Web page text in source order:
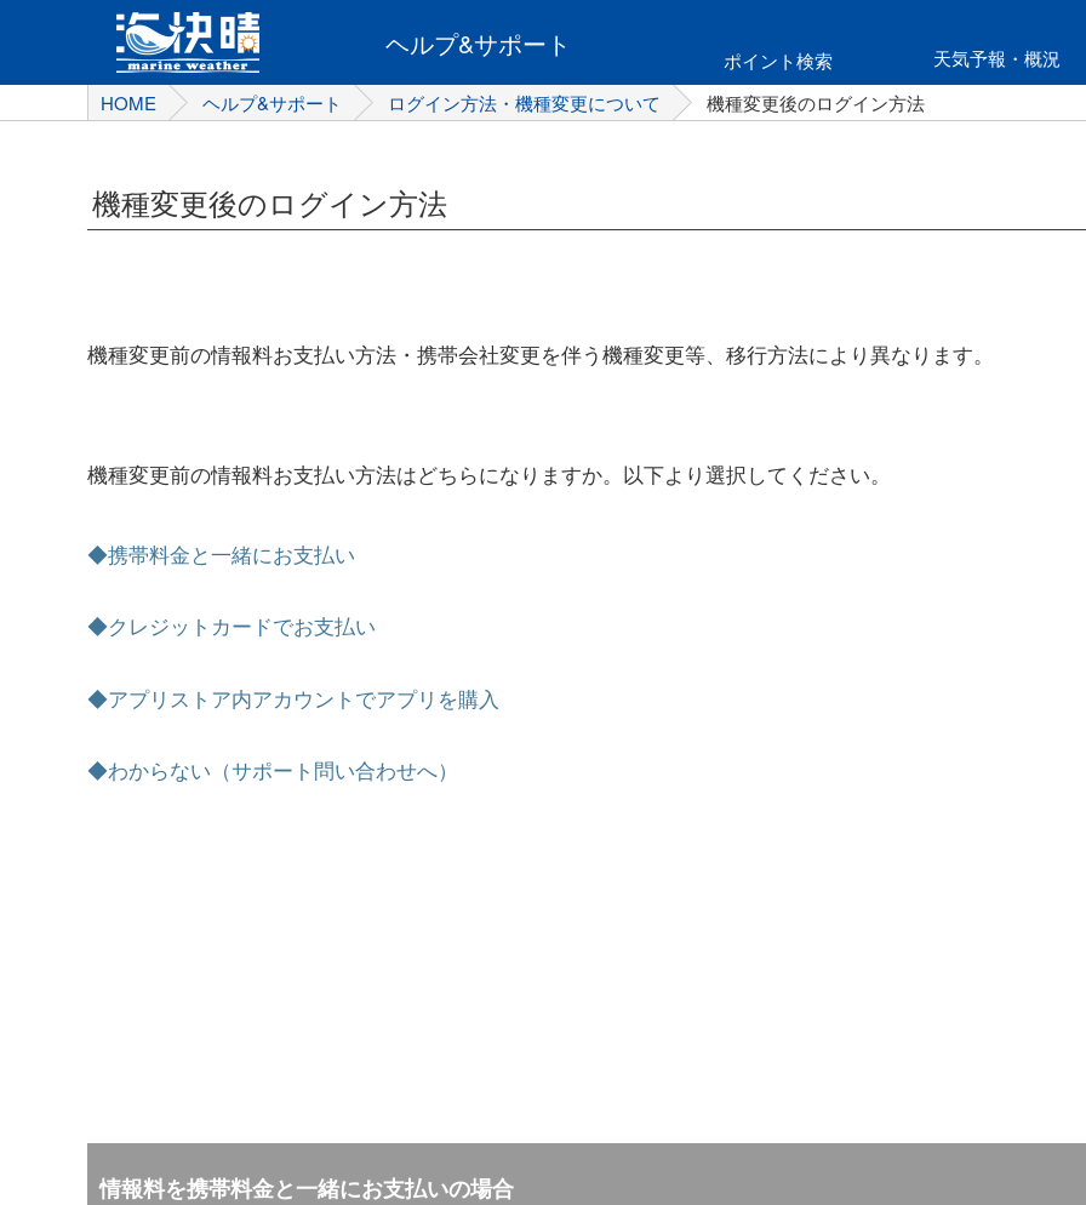
ヘルプ&サポート ポイント検索
天気予報・概況
HOME
ヘルプ&サポート ログイン方法・機種変更について 機種変更後のログイン方法
機種変更後のログイン方法
機種変更前の情報料お支払い方法・携帯会社変更を伴う機種変更等、移行方法により異なります。
機種変更前の情報料お支払い方法はどちらになりますか。以下より選択してください。
◆携帯料金と一緒にお支払い
◆クレジットカードでお支払い
◆アプリストア内アカウントでアプリを購入
◆わからない（サポート問い合わせへ）
情報料を携帯料金と一緒にお支払いの場合